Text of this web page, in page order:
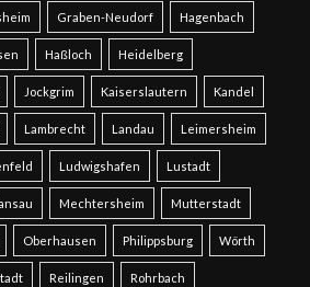
Graben-Neudorf Hagenbach
Haßloch Heidelberg
Jockgrim Kaiserslautern Kandel
Lambrecht Landau Leimersheim
Ludwigshafen Lustadt
Mechtersheim Mutterstadt
Oberhausen Philippsburg Wörth
Reilingen Rohrbach